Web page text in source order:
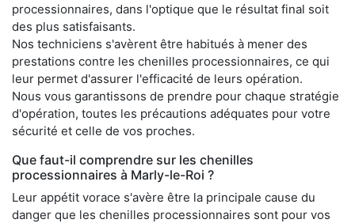
processionnaires, dans l'optique que le résultat final soit
des plus satisfaisants.
Nos techniciens s'avèrent être habitués à mener des
prestations contre les chenilles processionnaires, ce qui
leur permet d'assurer l'efficacité de leurs opération.
Nous vous garantissons de prendre pour chaque stratégie
d'opération, toutes les précautions adéquates pour votre
sécurité et celle de vos proches.
Que faut-il comprendre sur les chenilles
processionnaires à Marly-le-Roi ?
Leur appétit vorace s'avère être la principale cause du
danger que les chenilles processionnaires sont pour vos